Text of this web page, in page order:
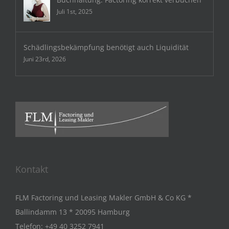
Juli 1st, 2025
Schädlingsbekämpfung benötigt auch Liquidität
Juni 23rd, 2026
Kontakt
FLM Factoring und Leasing Makler GmbH & Co KG *
Ballindamm 13 * 20095 Hamburg
Telefon: +49 40 3252 7941